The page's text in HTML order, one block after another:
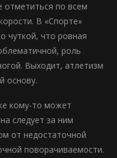
отметиться по всем
В «Спорте»
чуткой, что ровная
роль
Выходит, атлетизм
основу.
кому-то может
следует за ним
от недостаточной
поворачиваемости.